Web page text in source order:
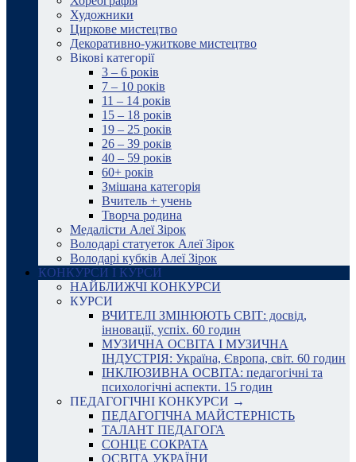
Художники
Циркове мистецтво
Декоративно-ужиткове мистецтво
Вікові категорії
3 – 6 років
7 – 10 років
11 – 14 років
15 – 18 років
19 – 25 років
26 – 39 років
40 – 59 років
60+ років
Змішана категорія
Вчитель + учень
Творча родина
Медалісти Алеї Зірок
Володарі статуеток Алеї Зірок
Володарі кубків Алеї Зірок
КОНКУРСИ І КУРСИ
НАЙБЛИЖЧІ КОНКУРСИ
КУРСИ
ВЧИТЕЛІ ЗМІНЮЮТЬ СВІТ: досвід,
інновації, успіх. 60 годин
МУЗИЧНА ОСВІТА І МУЗИЧНА
ІНДУСТРІЯ: Україна, Європа, світ. 60 годин
ІНКЛЮЗИВНА ОСВІТА: педагогічні та
психологічні аспекти. 15 годин
ПЕДАГОГІЧНІ КОНКУРСИ →
ПЕДАГОГІЧНА МАЙСТЕРНІСТЬ
ТАЛАНТ ПЕДАГОГА
СОНЦЕ СОКРАТА
ОСВІТА УКРАЇНИ